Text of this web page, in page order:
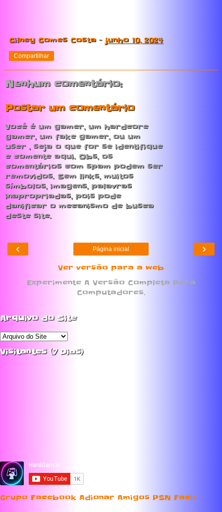
Gilney Gomes Costa - junho 10, 2024
Compartilhar
Nenhum comentário:
Postar um comentário
Você é um gamer, um hardcore
gamer, um fake gamer, ou um
user , seja o que for se identifique
e comente aqui. Obs, os
comentários com spam podem ser
removidos. Sem links, muitos
símbolos, imagens, palavras
inapropriadas, pois pode
danificar o mecanismo de busca
deste site.
‹ ›
Página inicial
Ver versão para a web
Experimente A Versão Completa Para
Computadores.
Arquivo do Site
Visitantes (7 Dias)
Grupo Facebook Adionar Amigos PSN Facil